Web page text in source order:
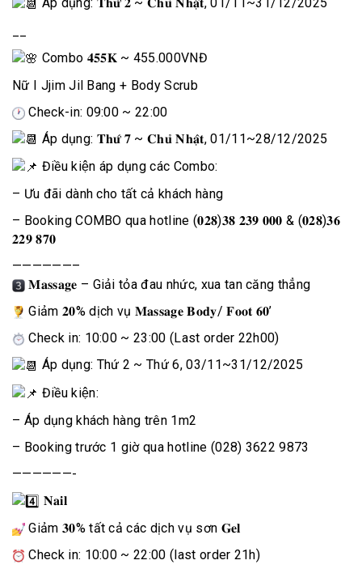
Áp dụng: 𝐓𝐡𝐮̛́ 𝟐 ~ 𝐂𝐡𝐮̉ 𝐍𝐡𝐚̣̂𝐭, 01/11~31/12/2025
Combo 𝟒𝟓𝟓𝐊 ~ 455.000VNĐ
Nữ I Jjim Jil Bang + Body Scrub
Check-in: 09:00 ~ 22:00
Áp dụng: 𝐓𝐡𝐮̛́ 𝟕 ~ 𝐂𝐡𝐮̉ 𝐍𝐡𝐚̣̂𝐭, 01/11~28/12/2025
Điều kiện áp dụng các Combo:
– Ưu đãi dành cho tất cả khách hàng
– Booking COMBO qua hotline (𝟎𝟐𝟖)𝟑𝟖 𝟐𝟑𝟗 𝟎𝟎𝟎 & (𝟎𝟐𝟖)𝟑𝟔
𝟐𝟐𝟗 𝟖𝟕𝟎
——————–
𝐌𝐚𝐬𝐬𝐚𝐠𝐞 – Giải tỏa đau nhức, xua tan căng thẳng
Giảm 𝟐𝟎% dịch vụ 𝐌𝐚𝐬𝐬𝐚𝐠𝐞 𝐁𝐨𝐝𝐲/ 𝐅𝐨𝐨𝐭 𝟔𝟎’
Check in: 10:00 ~ 23:00 (Last order 22h00)
Áp dụng: Thứ 2 ~ Thứ 6, 03/11~31/12/2025
Điều kiện:
– Áp dụng khách hàng trên 1m2
– Booking trước 1 giờ qua hotline (028) 3622 9873
——————-
𝐍𝐚𝐢𝐥
Giảm 𝟑𝟎% tất cả các dịch vụ sơn 𝐆𝐞𝐥
Check in: 10:00 ~ 22:00 (last order 21h)